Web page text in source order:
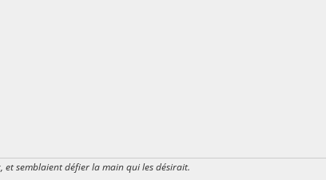
et semblaient défier la main qui les désirait.